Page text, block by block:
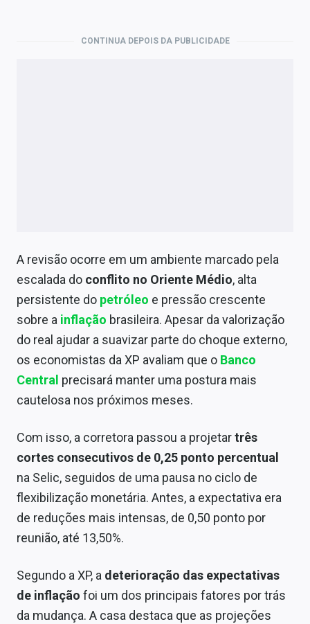
Sobre
Expediente
Contato
CONTINUA DEPOIS DA PUBLICIDADE
A revisão ocorre em um ambiente marcado pela
escalada do conflito no Oriente Médio, alta
persistente do petróleo e pressão crescente
sobre a inflação brasileira. Apesar da valorização
do real ajudar a suavizar parte do choque externo,
os economistas da XP avaliam que o Banco
Central precisará manter uma postura mais
cautelosa nos próximos meses.
Com isso, a corretora passou a projetartrês
cortes consecutivos de 0,25 ponto percentual
na Selic, seguidos de uma pausa no ciclo de
flexibilização monetária. Antes, a expectativa era
de reduções mais intensas, de 0,50 ponto por
reunião, até 13,50%.
Segundo a XP, a deterioração das expectativas
de inflação foi um dos principais fatores por trás
da mudança. A casa destaca que as projeções